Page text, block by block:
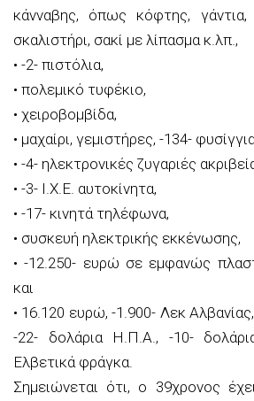
κάνναβης, όπως κόφτης, γάντια,
σκαλιστήρι, σακί με λίπασμα κ.λπ.,
• -2- πιστόλια,
• πολεμικό τυφέκιο,
• χειροβομβίδα,
• μαχαίρι, γεμιστήρες, -134-
• -4- ηλεκτρονικές ζυγαριές
• -3- Ι.Χ.Ε. αυτοκίνητα,
• -17- κινητά τηλέφωνα,
• συσκευή ηλεκτρικής εκκένωσης,
• -12.250- ευρώ σε εμφανώς
και
• 16.120 ευρώ, -1.900- Λεκ
-22- δολάρια Η.Π.Α., -10-
Ελβετικά φράγκα.
Σημειώνεται ότι, ο 39χρονος